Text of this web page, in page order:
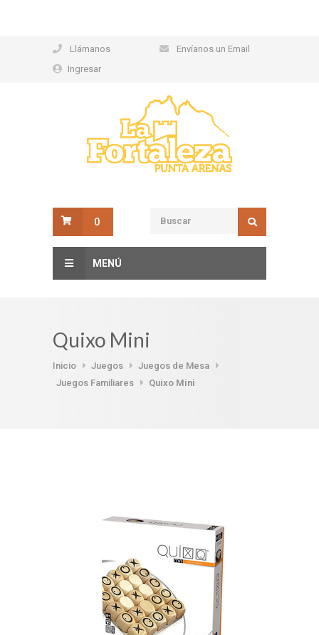
Llámanos
Envíanos un Email
Ingresar
0
MENÚ
Quixo Mini
Inicio Juegos
Juegos de Mesa
Juegos Familiares
Quixo Mini